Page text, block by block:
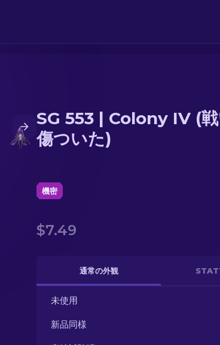
SG 553 | Colony IV (
傷ついた)
機密
$7.49
通常の外観
未使用
新品同様